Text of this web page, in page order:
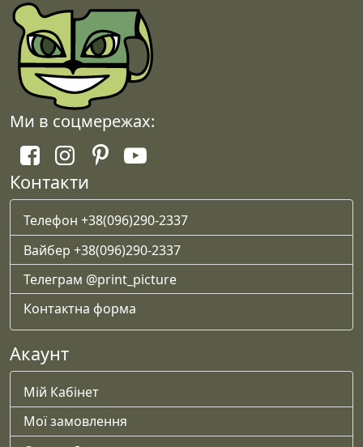
Ми в соцмережах:
Контакти
Телефон +38(096)290-2337
Вайбер +38(096)290-2337
Телеграм @print_picture
Контактна форма
Акаунт
Мій Кабінет
Мої замовлення